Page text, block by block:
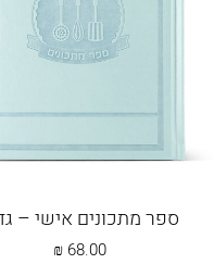
ספר מתכונים אישי –
68.00
₪